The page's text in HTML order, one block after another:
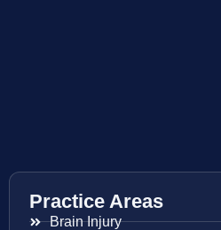
Practice Areas
Brain Injury